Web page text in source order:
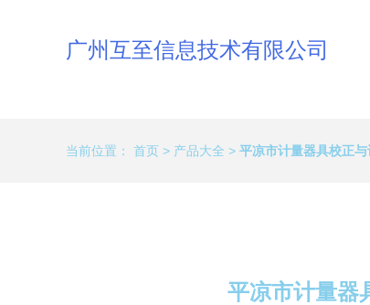
广州互至信息技术有限公司
当前位置： 首页 > 产品大全 > 平凉市计量器具校正
平凉市计量器